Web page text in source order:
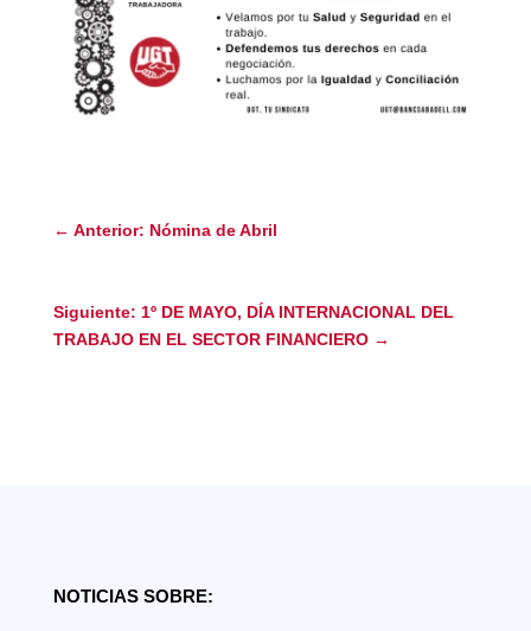
← Anterior: Nómina de Abril
Siguiente: 1º DE MAYO, DÍA INTERNACIONAL DEL
TRABAJO EN EL SECTOR FINANCIERO→
NOTICIAS SOBRE: